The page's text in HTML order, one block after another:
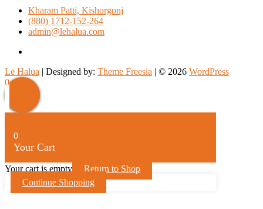
Kharam Patti, Kishorgonj
(880) 1712-152-264
admin@lehalua.com
Le Halua | Designed by: Theme Freesia | © 2026 WordPress
Scroll
Up
0
0
Your Cart
Your cart is empty
Return to Shop
Continue Shopping